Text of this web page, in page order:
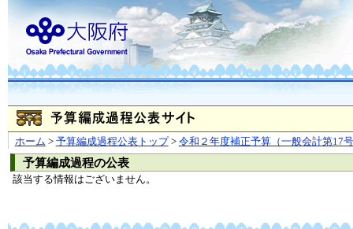
ホーム > 予算編成過程公表トップ> 令和２年度補正予算（一般会計第17
予算編成過程の公表
該当する情報はございません。